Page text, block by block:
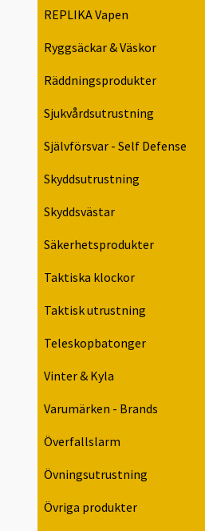
REPLIKA Vapen
Ryggsäckar & Väskor
Räddningsprodukter
Sjukvårdsutrustning
Självförsvar - Self Defense
Skyddsutrustning
Skyddsvästar
Säkerhetsprodukter
Taktiska klockor
Taktisk utrustning
Teleskopbatonger
Vinter & Kyla
Varumärken - Brands
Överfallslarm
Övningsutrustning
Övriga produkter